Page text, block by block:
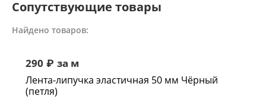
Сопутствующие товары
Найдено товаров:
290 ₽ за м
Лента-липучка эластичная 50 мм Чёрный
(петля)